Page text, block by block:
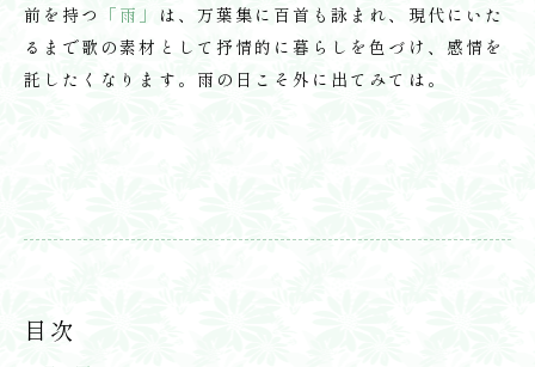
前を持つ 「雨」
は、万葉集に百首も詠まれ、現代にいた
るまで歌の素材として抒情的に暮らしを色づけ、感情を
託したくなります。雨の日こそ外に出てみては。
目次